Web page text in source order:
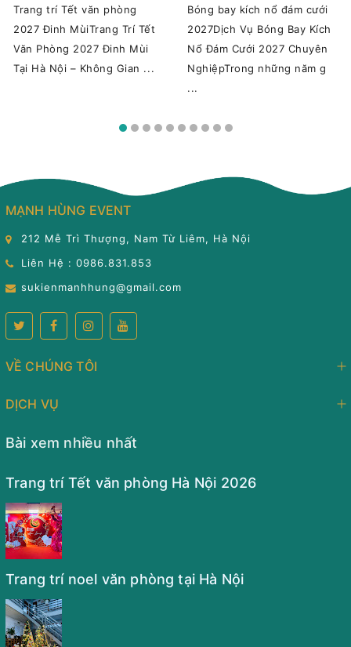
Trang trí Tết văn phòng
2027 Đinh MùiTrang Trí Tết
Văn Phòng 2027 Đinh Mùi
Tại Hà Nội – Không Gian ...
Bóng bay kích nổ đám cưới
2027Dịch Vụ Bóng Bay Kích
Nổ Đám Cưới 2027 Chuyên
NghiệpTrong những năm g
...
MẠNH HÙNG EVENT
212 Mễ Trì Thượng, Nam Từ Liêm, Hà Nội
Liên Hệ : 0986.831.853
sukienmanhhung@gmail.com
VỀ CHÚNG TÔI
DỊCH VỤ
Bài xem nhiều nhất
Trang trí Tết văn phòng Hà Nội 2026
Trang trí noel văn phòng tại Hà Nội